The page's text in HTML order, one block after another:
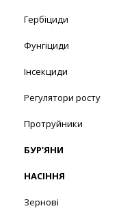
Гербіциди
Фунгіциди
Інсекциди
Регулятори росту
Протруйники
БУР’ЯНИ
НАСІННЯ
Зернові